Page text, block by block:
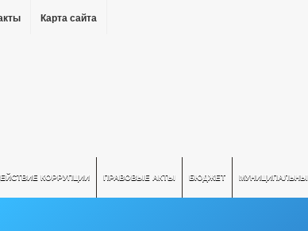
Карта сайта
КОРРУПЦИИ ПРАВОВЫЕ АКТЫ БЮДЖЕТ